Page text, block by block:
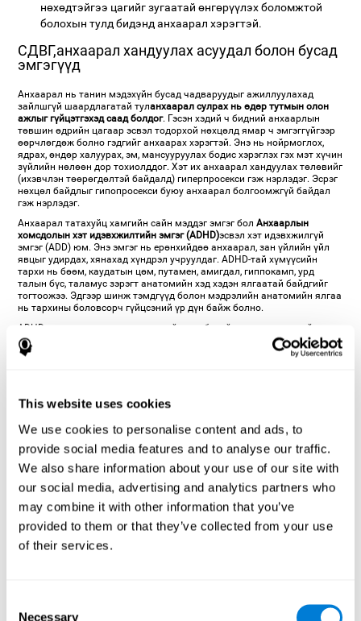
This website uses cookies
We use cookies to personalise content and ads, to
provide social media features and to analyse our traffic.
We also share information about your use of our site with
our social media, advertising and analytics partners who
may combine it with other information that you’ve
provided to them or that they’ve collected from your use
of their services.
Necessary
нөхөдтэйгээ цагийг зугаатай өнгөрүүлэх боломжтой
болохын тулд бидэнд анхаарал хэрэгтэй.
СДВГ,анхаарал хандуулах асуудал болон бусад
эмгэгүүд
Анхаарал нь танин мэдэхүйн бусад чадваруудыг ажиллуулахад
зайлшгүй шаардлагатай туланхаарал сулрах нь өдөр тутмын олон
ажлыг гүйцэтгэхэд саад болдог. Гэсэн хэдий ч бидний анхаарлын
төвшин өдрийн цагаар эсвэл тодорхой нөхцөлд ямар ч эмгэггүйгээр
өөрчлөгдөж болно гэдгийг анхаарах хэрэгтэй. Энэ нь нойрмоглох,
ядрах, өндөр халуурах, эм, мансууруулах бодис хэрэглэх гэх мэт хүчин
зүйлийн нөлөөн дор тохиолддог. Хэт их анхаарал хандуулах төлөвийг
(ихэвчлэн төөрөгдөлтэй байдалд) гиперпросекси гэж нэрлэдэг. Эсрэг
нөхцөл байдлыг гипопросекси буюу анхаарал болгоомжгүй байдал
гэж нэрлэдэг.
Анхаарал татахуйц хамгийн сайн мэддэг эмгэг болАнхаарлын
хомсдолын хэт идэвхжилтийн эмгэг (ADHD)эсвэл хэт идэвхжилгүй
эмгэг (ADD) юм. Энэ эмгэг нь ерөнхийдөө анхаарал, зан үйлийн үйл
явцыг удирдах, хянахад хүндрэл учруулдаг. ADHD-тай хүмүүсийн
тархи нь бөөм, каудатын цөм, путамен, амигдал, гиппокамп, урд
талын бүс, таламус зэрэгт анатомийн хэд хэдэн ялгаатай байдгийг
тогтоожээ. Эдгээр шинж тэмдгүүд болон мэдрэлийн анатомийн ялгаа
нь тархины боловсорч гүйцсэний үр дүн байж болно.
ADHD-аас гадна анхаарал татахуйц янз бүрийн шинж чанартай
байдаг. Ухамсрын төлөв байдал, тухайлбал
(эсвэл
апросекси),
хамгийн бага ухамсартай
(TBI)ээс үл хамааран тархины гэмтэлээс үүдэлтэй байж болно.
(анхаарал сарних, хэт ядаргаа ихсэх хандлагатай) эсвэл илүү
өвөрмөц эмгэгүүд, тухайлбалцусны үл тоомсорлох(эсрэг талын
өдөөлтөд хариу өгөх чадваргүй болох) гэмтлийн талбай) бас
тохиолдож болно. Үүнээс гадна
шизофрени
сэтгэлийн
хямрал, түүний доторАльцхаймерын өвчинзэрэг эмгэгийн үед
анхаарал төвлөрөх эмгэг байж болно. > >. Эсрэгээр, сэтгэлийн
эсвэл сэтгэл гутралын эмгэгийн үед түгшүүр төрүүлэгч эсвэл
сөрөг өдөөлтөөс үүдэлтэй анхаарал нэмэгддэг бол бусад өдөөлтийг
үл тоомсорлодог.
Анхаарлыг хэрхэн хэмжих, үнэлэх вэ?
( Өвчтөн гадны тусламжгүйгээр ердийн амьдралаа авч явах